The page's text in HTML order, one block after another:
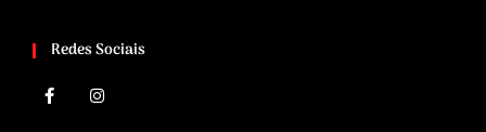
Redes Sociais